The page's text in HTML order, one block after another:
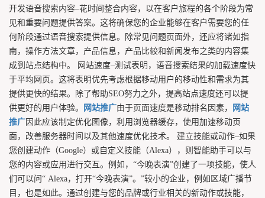
开发语音搜索内容–花时间整合内容，以在客户旅程的各个阶段为常
见和重要问题提供答案。这将确保您的企业能够在客户需要您的任
何阶段通过语音搜索提供信息。除常见问题页面外，还应将诸如指
南，操作方法文章，产品信息，产品比较和新闻发布之类的内容集
成到站点结构中。 网站速度–测试表明，语音搜索结果的加载速度快
于平均网页。这将表明优先考虑根据移动用户的移动性和需求为其
提供更快的结果。除了帮助SEO努力之外，提高站点速度还可以提
供更好的用户体验。
网站推广由于页面速度是移动排名因素，
网站
推广 因此应该制定优化图像，利用浏览器缓存，使用加速移动页
面，改善服务器时间以及其他速度优化技术。 建立技能或动作–如果
您创建动作（Google）或自定义技能（Alexa），则智能助手可以与
您的内容或应用进行交互。例如，“今晚表演”创建了一项技能，使人
们可以问“ Alexa，打开“今晚表演”。”较小的企业，例如区域广播节
目，也是如此。通过创建与您的品牌或行业相关的新动作或技能，